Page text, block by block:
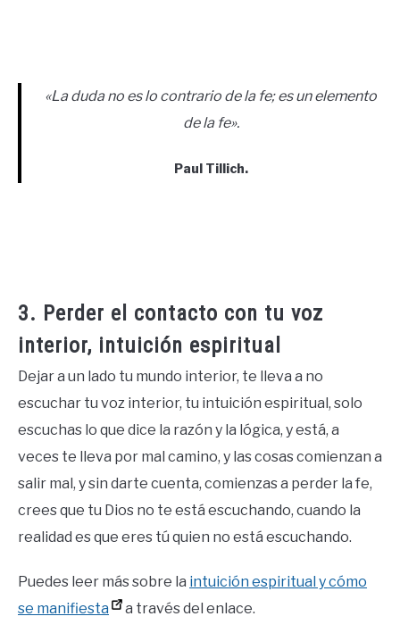
«La duda no es lo contrario de la fe; es un elemento
de la fe».
Paul Tillich.
3. Perder el contacto con tu voz
interior, intuición espiritual
Dejar a un lado tu mundo interior, te lleva a no
escuchar tu voz interior, tu intuición espiritual, solo
escuchas lo que dice la razón y la lógica, y está, a
veces te lleva por mal camino, y las cosas comienzan a
salir mal, y sin darte cuenta, comienzas a perder la fe,
crees que tu Dios no te está escuchando, cuando la
realidad es que eres tú quien no está escuchando.
Puedes leer más sobre la intuición espiritual y cómo
se manifiesta
a través del enlace.